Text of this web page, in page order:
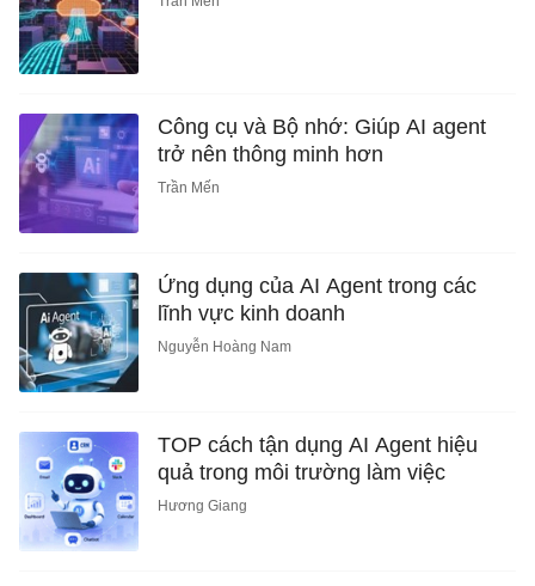
Công cụ và Bộ nhớ: Giúp AI agent
trở nên thông minh hơn
Trần Mến
Ứng dụng của AI Agent trong các
lĩnh vực kinh doanh
Nguyễn Hoàng Nam
TOP cách tận dụng AI Agent hiệu
quả trong môi trường làm việc
Hương Giang